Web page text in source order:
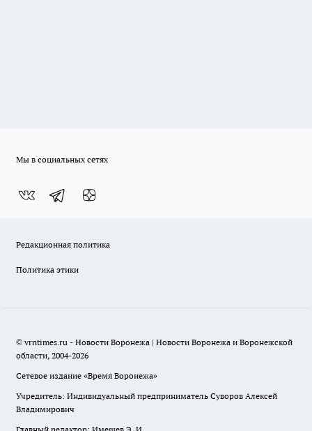
Мы в социальных сетях
Редакционная политика
Политика этики
© vrntimes.ru - Новости Воронежа | Новости Воронежа и Воронежской
области, 2004-2026
Сетевое издание «Время Воронежа»
Учредитель: Индивидуальный предприниматель Суворов Алексей
Владимирович